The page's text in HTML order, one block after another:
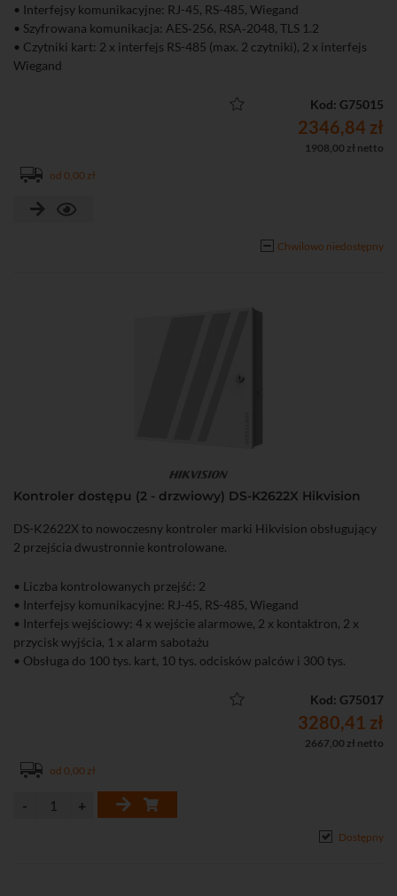
• Interfejsy komunikacyjne: RJ-45, RS-485, Wiegand
• Szyfrowana komunikacja: AES‑256, RSA‑2048, TLS 1.2
• Czytniki kart: 2 x interfejs RS-485 (max. 2 czytniki), 2 x interfejs
Wiegand
• Obsługa do 100 tys. kart, 10 tys. odcisków palców i 300 tys.
WWW
Kod: G75015
2346,84 zł
1908,00 zł netto
od 0,00 zł
Chwilowo niedostępny
Kontroler dostępu (2 - drzwiowy) DS-K2622X Hikvision
DS-K2622X to nowoczesny kontroler marki Hikvision obsługujący
2 przejścia dwustronnie kontrolowane.
• Liczba kontrolowanych przejść: 2
• Interfejsy komunikacyjne: RJ-45, RS-485, Wiegand
• Interfejs wejściowy: 4 x wejście alarmowe, 2 x kontaktron, 2 x
przycisk wyjścia, 1 x alarm sabotażu
• Obsługa do 100 tys. kart, 10 tys. odcisków palców i 300 tys.
• Pełna obsługa i konfiguracja urządzenia przez przeglądarkęKod: G75017
3280,41 zł
2667,00 zł netto
od 0,00 zł
Dostępny